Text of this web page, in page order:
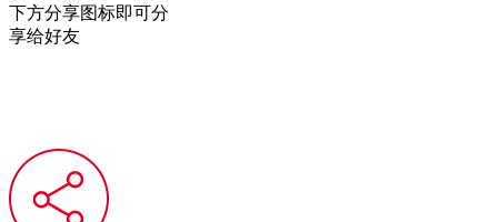
下方分享图标即可分
享给好友